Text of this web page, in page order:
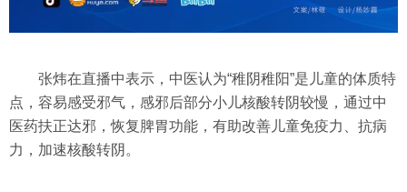
张炜在直播中表示，中医认为“稚阴稚阳”是儿童的体质特
点，容易感受邪气，感邪后部分小儿核酸转阴较慢，通过中
医药扶正达邪，恢复脾胃功能，有助改善儿童免疫力、抗病
力，加速核酸转阴。